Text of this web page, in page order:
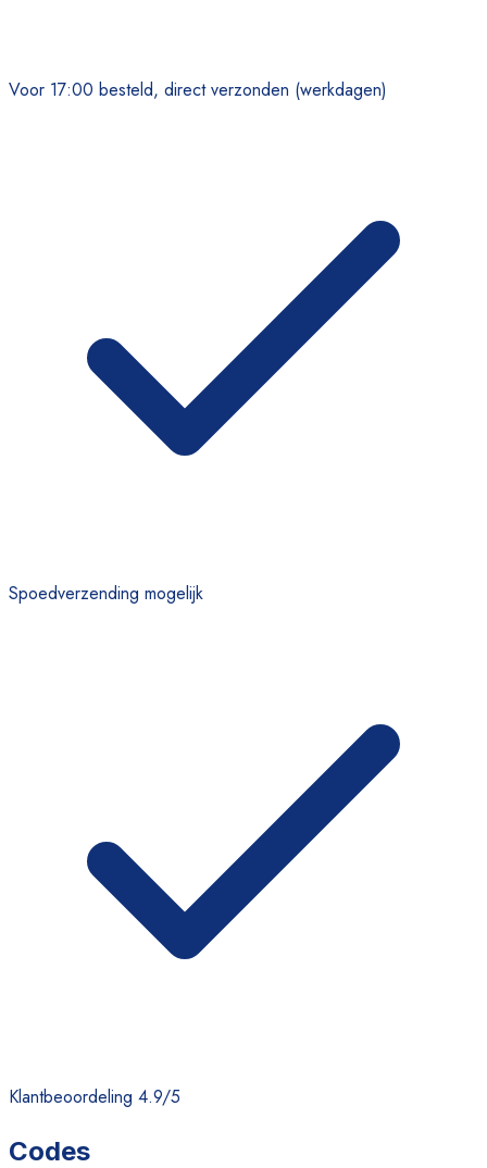
Voor 17:00 besteld, direct verzonden (werkdagen)
Spoedverzending mogelijk
Klantbeoordeling 4.9/5
Codes